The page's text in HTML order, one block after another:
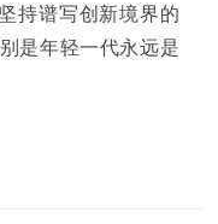
谱写创新境界的
是年轻一代永远是